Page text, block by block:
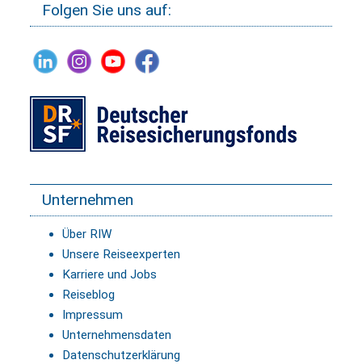
Folgen Sie uns auf:
Unternehmen
Über RIW
Unsere Reiseexperten
Karriere und Jobs
Reiseblog
Impressum
Unternehmensdaten
Datenschutzerklärung